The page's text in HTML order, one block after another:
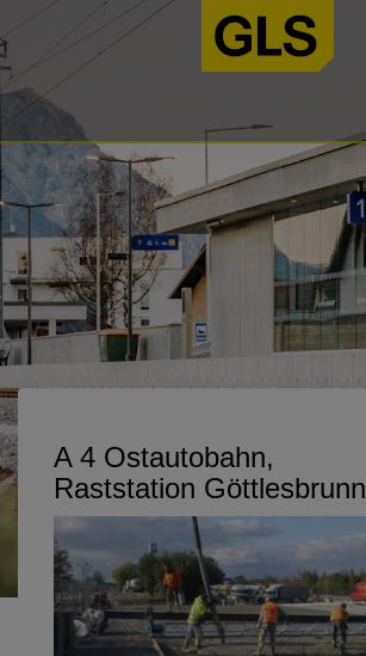
A 4 Ostautobahn,
Raststation Göttlesbrunn